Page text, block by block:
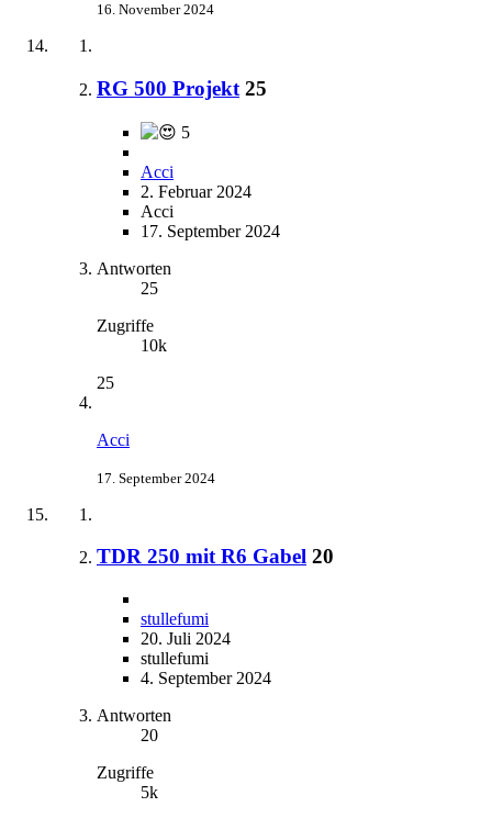
16. November 2024
RG 500 Projekt 25
5
Acci
2. Februar 2024
Acci
17. September 2024
Antworten
25
Zugriffe
10k
25
Acci
17. September 2024
TDR 250 mit R6 Gabel 20
stullefumi
20. Juli 2024
stullefumi
4. September 2024
Antworten
20
Zugriffe
5k